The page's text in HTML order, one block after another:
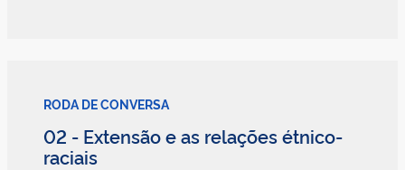
RODA DE CONVERSA
02 - Extensão e as relações étnico-
raciais